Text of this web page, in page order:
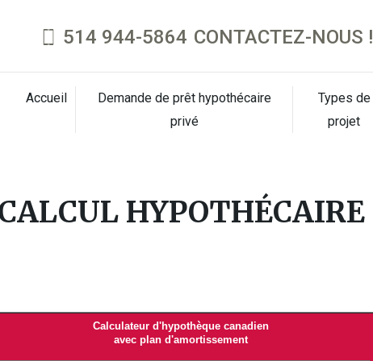
514 944-5864 CONTACTEZ-NOUS !
Accueil
Demande de prêt hypothécaire
privé
Types de
projet
HYPOTHÉCAIRE
Calculateur d'hypothèque canadien
avec plan d'amortissement